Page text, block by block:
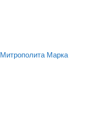
Марка